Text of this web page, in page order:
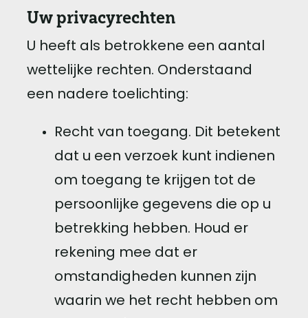
Uw privacyrechten
U heeft als betrokkene een aantal
wettelijke rechten. Onderstaand
een nadere toelichting:
Recht van toegang. Dit betekent
dat u een verzoek kunt indienen
om toegang te krijgen tot de
persoonlijke gegevens die op u
betrekking hebben. Houd er
rekening mee dat er
omstandigheden kunnen zijn
waarin we het recht hebben om